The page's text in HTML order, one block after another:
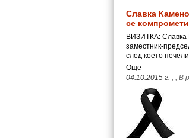
Славка
се
ВИЗИТКА: Славка
заместник-
след което
04.10.2015 г. , , В
Още